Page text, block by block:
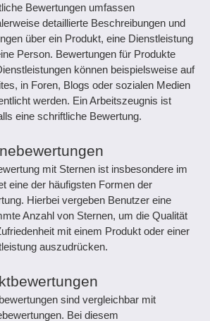
Bewertungen umfassen
detaillierte Beschreibungen und
über ein Produkt, eine Dienstleistung
Person. Bewertungen für Produkte
können beispielsweise auf
in Foren, Blogs oder sozialen Medien
werden. Ein Arbeitszeugnis ist
eine schriftliche Bewertung.
mit Sternen ist insbesondere im
eine der häufigsten Formen der
Hierbei vergeben Benutzer eine
Anzahl von Sternen, um die Qualität
mit einem Produkt oder einer
auszudrücken.
sind vergleichbar mit
Bei diesem